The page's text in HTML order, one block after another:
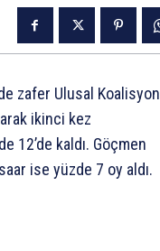
zafer Ulusal Koalisyon
ikinci kez
12’de kaldı. Göçmen
ise yüzde 7 oy aldı.